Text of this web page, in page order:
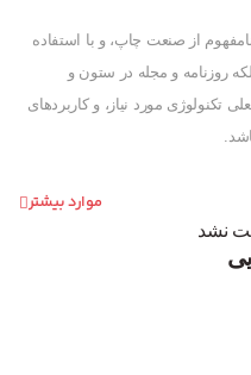
از صنعت چاپ، و با استفاده
روزنامه و مجله در ستون و
تکنولوژی مورد نیاز، و کاربردهای
موارد بیشتر
نشد